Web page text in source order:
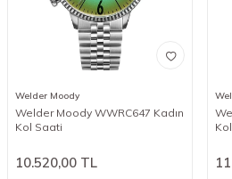
Welder Moody
Welder Moody WWRC647 Kadın
Kol Saati
10.520,00 TL